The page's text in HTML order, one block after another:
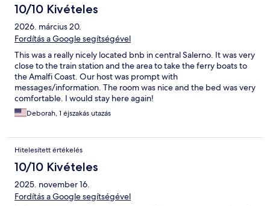
10/10 Kivételes
2026. március 20.
Fordítás a Google segítségével
This was a really nicely located bnb in central Salerno. It was very
close to the train station and the area to take the ferry boats to
the Amalfi Coast. Our host was prompt with
messages/information. The room was nice and the bed was very
comfortable. I would stay here again!
Deborah, 1 éjszakás utazás
Hitelesített értékelés
10/10 Kivételes
2025. november 16.
Fordítás a Google segítségével